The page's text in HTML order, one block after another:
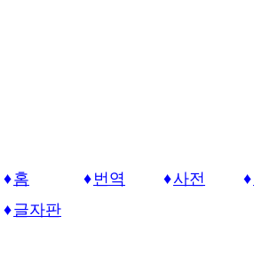
홈 번역 사전
글자판